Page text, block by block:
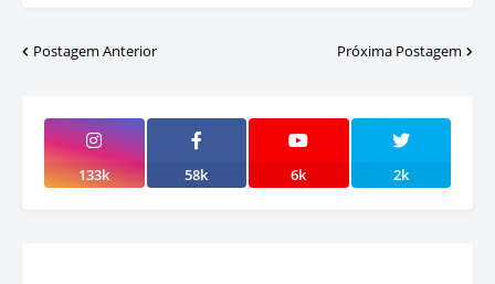
Postagem Anterior Próxima Postagem
133k 58k 6k 2k